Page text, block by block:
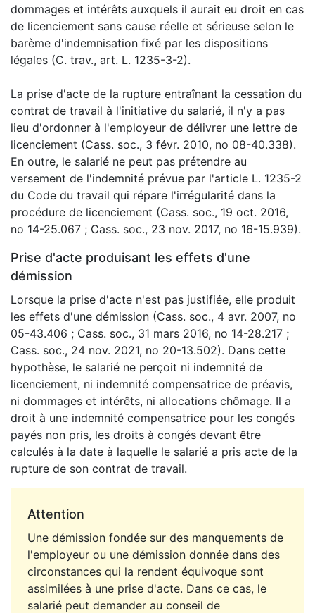
dommages et intérêts auxquels il aurait eu droit en cas
de licenciement sans cause réelle et sérieuse selon le
barème d'indemnisation fixé par les dispositions
légales (C. trav., art. L. 1235-3-2).
La prise d'acte de la rupture entraînant la cessation du
contrat de travail à l'initiative du salarié, il n'y a pas
lieu d'ordonner à l'employeur de délivrer une lettre de
licenciement (Cass. soc., 3 févr. 2010, no 08-40.338).
En outre, le salarié ne peut pas prétendre au
versement de l'indemnité prévue par l'article L. 1235-2
du Code du travail qui répare l'irrégularité dans la
procédure de licenciement (Cass. soc., 19 oct. 2016,
no 14-25.067 ; Cass. soc., 23 nov. 2017, no 16-15.939).
Prise d'acte produisant les effets d'une
démission
Lorsque la prise d'acte n'est pas justifiée, elle produit
les effets d'une démission (Cass. soc., 4 avr. 2007, no
05-43.406 ; Cass. soc., 31 mars 2016, no 14-28.217 ;
Cass. soc., 24 nov. 2021, no 20-13.502). Dans cette
hypothèse, le salarié ne perçoit ni indemnité de
licenciement, ni indemnité compensatrice de préavis,
ni dommages et intérêts, ni allocations chômage. Il a
droit à une indemnité compensatrice pour les congés
payés non pris, les droits à congés devant être
calculés à la date à laquelle le salarié a pris acte de la
rupture de son contrat de travail.
Attention
Une démission fondée sur des manquements de
l'employeur ou une démission donnée dans des
circonstances qui la rendent équivoque sont
assimilées à une prise d'acte. Dans ce cas, le
salarié peut demander au conseil de